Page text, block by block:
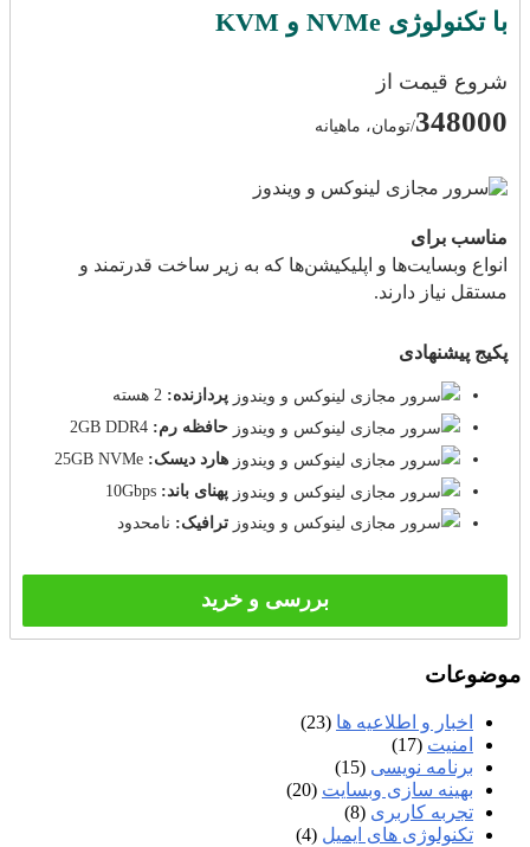
با تکنولوژی NVMe و KVM
شروع قیمت از
348000/تومان، ماهیانه
مناسب برای
انواع وبسایت‌ها و اپلیکیشن‌ها که به زیر ساخت قدرتمند و
مستقل نیاز دارند.
پکیج پیشنهادی
پردازنده:
حافظه رم:
هارد دیسک:
پهنای باند:
ترافیک: نامحدود
بررسی و خرید
موضوعات
اخبار و اطلاعیه ها (23)
امنیت (17)
برنامه نویسی (15)
بهینه سازی وبسایت (20)
تجربه کاربری (8)
تکنولوژی های ایمیل (4)